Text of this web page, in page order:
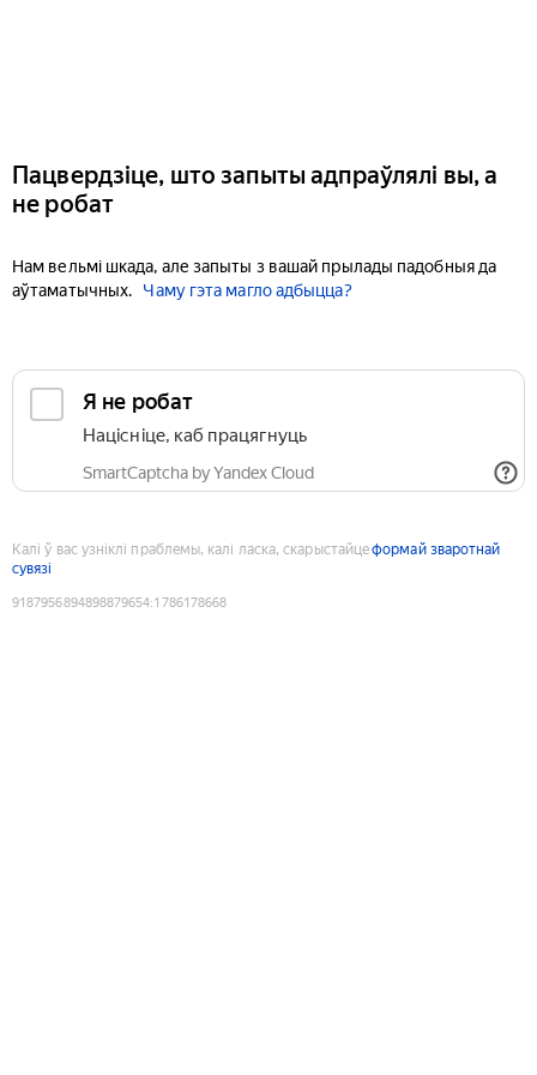
Пацвердзіце, што запыты адпраўлялі вы, а
не робат
Нам вельмі шкада, але запыты з вашай прылады падобныя да
аўтаматычных.
Чаму гэта магло адбыцца?
Я не робат
Націсніце, каб працягнуць
SmartCaptcha by Yandex Cloud
Калі ў вас узніклі праблемы, калі ласка, скарыстайцеформай зваротнай
сувязі
9187956894898879654:1786178668